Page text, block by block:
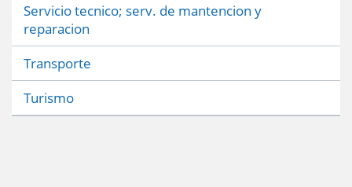
Servicio tecnico; serv. de mantencion y
reparacion
Transporte
Turismo